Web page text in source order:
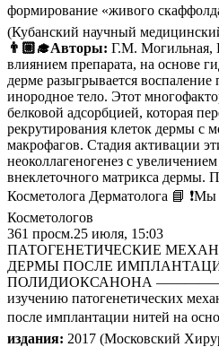
формирование «живого
(Кубанский научный
👨🏼‍🎓Авторы: Г.М.
влиянием препарата, на основе
дерме разыгрывается
инородное тело. Этот
белковой адсорбцией, которая
рекрутирования клеток дермы с
макрофагов. Стадия активации
неоколлагеногенез с
внеклеточного матрикса дермы.
Косметолога Дерматолога 📘 ❗️Мы
Косметологов
361 просм.25 июля, 15:03
ПАТОГЕНЕТИЧЕСКИЕ
ДЕРМЫ ПОСЛЕ
ПОЛИДИОКСАНОНА
изучению патогенетических
после имплантации нитей на
издания: 2017 (Московский